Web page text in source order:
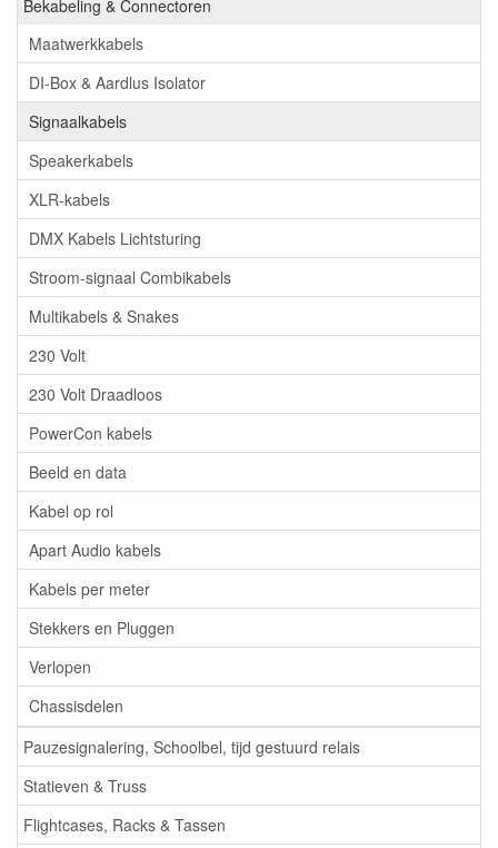
Bekabeling & Connectoren
Maatwerkkabels
DI-Box & Aardlus Isolator
Signaalkabels
Speakerkabels
XLR-kabels
DMX Kabels Lichtsturing
Stroom-signaal Combikabels
Multikabels & Snakes
230 Volt
230 Volt Draadloos
PowerCon kabels
Beeld en data
Kabel op rol
Apart Audio kabels
Kabels per meter
Stekkers en Pluggen
Verlopen
Chassisdelen
Pauzesignalering, Schoolbel, tijd gestuurd relais
Statieven & Truss
Flightcases, Racks & Tassen